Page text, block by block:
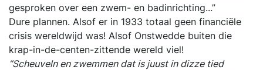
gesproken over een zwem- en badinrichting...”
Dure plannen. Alsof er in 1933 totaal geen financiële
crisis wereldwijd was! Alsof Onstwedde buiten die
krap-in-de-centen-zittende wereld viel!
“Scheuveln en zwemmen dat is juust in dizze tied